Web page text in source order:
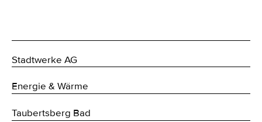
Stadtwerke AG
Energie & Wärme
Taubertsberg Bad